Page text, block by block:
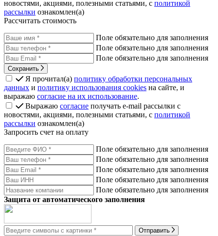
новостями, акциями, полезными статьями, с политикой
рассылки ознакомлен(а)
Рассчитать стоимость
Поле обязательно для заполнения
Поле обязательно для заполнения
Поле обязательно для заполнения
Сохранить
Я прочитал(а) политику обработки персональных
данных и политику использования cookies на сайте, и
выражаю согласие на их использование.
Выражаю согласие получать e-mail рассылки с
новостями, акциями, полезными статьями, с политикой
рассылки ознакомлен(а)
Запросить счет на оплату
Поле обязательно для заполнения
Поле обязательно для заполнения
Поле обязательно для заполнения
Поле обязательно для заполнения
Поле обязательно для заполнения
Защита от автоматического заполнения
Отправить